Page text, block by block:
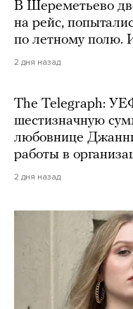
В Шереметьево
на рейс,
по летному полю.
2 дня назад
The Telegraph:
шестизначную
любовнице
работы в
2 дня назад